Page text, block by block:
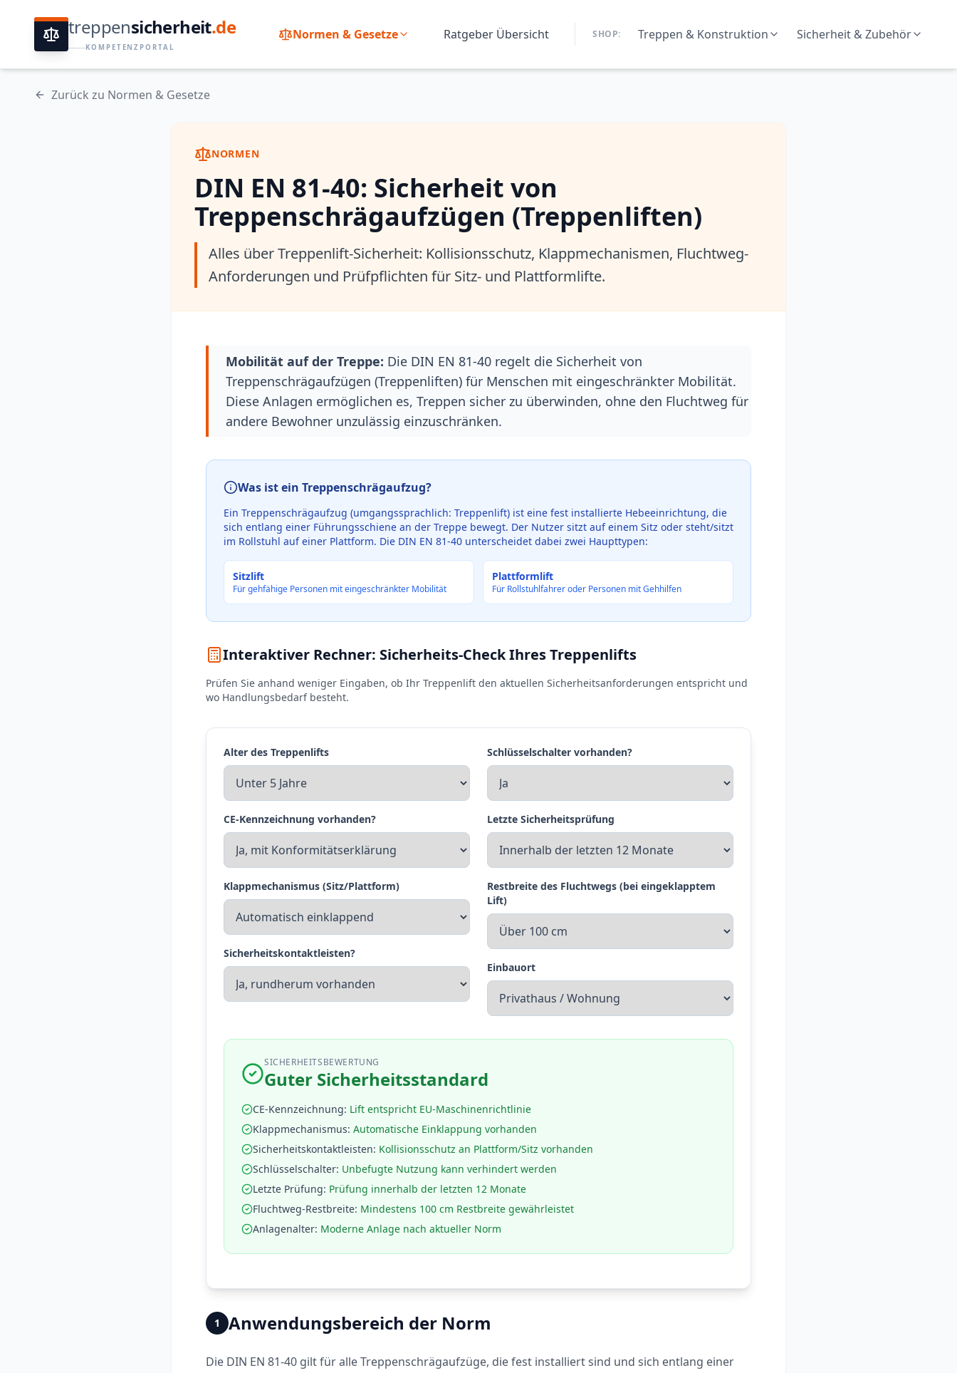
treppensicherheit.de
KOMPETENZPORTAL
Normen & Gesetze Ratgeber Übersicht SHOP: Treppen & Konstruktion Sicherheit & Zubehör
Zurück zu Normen & Gesetze
NORMEN
DIN EN 81-40: Sicherheit von
Treppenschrägaufzügen (Treppenliften)
Alles über Treppenlift-Sicherheit: Kollisionsschutz, Klappmechanismen, Fluchtweg-
Anforderungen und Prüfpflichten für Sitz- und Plattformlifte.
Mobilität auf der Treppe: Die DIN EN 81-40 regelt die Sicherheit von
Treppenschrägaufzügen (Treppenliften) für Menschen mit eingeschränkter Mobilität.
Diese Anlagen ermöglichen es, Treppen sicher zu überwinden, ohne den Fluchtweg für
andere Bewohner unzulässig einzuschränken.
Was ist ein Treppenschrägaufzug?
Ein Treppenschrägaufzug (umgangssprachlich: Treppenlift) ist eine fest installierte Hebeeinrichtung, die
sich entlang einer Führungsschiene an der Treppe bewegt. Der Nutzer sitzt auf einem Sitz oder steht/sitzt
im Rollstuhl auf einer Plattform. Die DIN EN 81-40 unterscheidet dabei zwei Haupttypen:
Sitzlift
Für gehfähige Personen mit eingeschränkter Mobilität
Plattformlift
Für Rollstuhlfahrer oder Personen mit Gehhilfen
Interaktiver Rechner: Sicherheits-Check Ihres Treppenlifts
Prüfen Sie anhand weniger Eingaben, ob Ihr Treppenlift den aktuellen Sicherheitsanforderungen entspricht und
wo Handlungsbedarf besteht.
Alter des Treppenlifts
CE-Kennzeichnung vorhanden?
Klappmechanismus (Sitz/Plattform)
Sicherheitskontaktleisten?
Schlüsselschalter vorhanden?
Letzte Sicherheitsprüfung
Restbreite des Fluchtwegs (bei eingeklapptem
Lift)
Einbauort
SICHERHEITSBEWERTUNG
Guter Sicherheitsstandard
CE-Kennzeichnung: Lift entspricht EU-Maschinenrichtlinie
Klappmechanismus: Automatische Einklappung vorhanden
Sicherheitskontaktleisten: Kollisionsschutz an Plattform/Sitz vorhanden
Schlüsselschalter: Unbefugte Nutzung kann verhindert werden
Letzte Prüfung: Prüfung innerhalb der letzten 12 Monate
Fluchtweg-Restbreite: Mindestens 100 cm Restbreite gewährleistet
Anlagenalter: Moderne Anlage nach aktueller Norm
1 Anwendungsbereich der Norm
Die DIN EN 81-40 gilt für alle Treppenschrägaufzüge, die fest installiert sind und sich entlang einer